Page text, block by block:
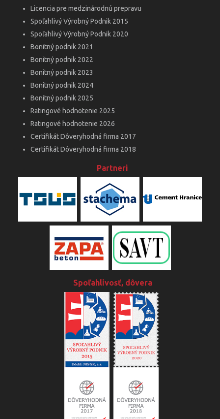
Licencia pre medzinárodnú prepravu
Spoľahlivý Výrobný Podnik 2015
Spoľahlivý Výrobný Podnik 2020
Bonitný podnik 2021
Bonitný podnik 2022
Bonitný podnik 2023
Bonitný podnik 2024
Bonitný podnik 2025
Ratingové hodnotenie 2025
Ratingové hodnotenie 2026
Certifikát Dôveryhodná firma 2017
Certifikát Dôveryhodná firma 2018
Partneri
Spoľahlivosť, dôvera